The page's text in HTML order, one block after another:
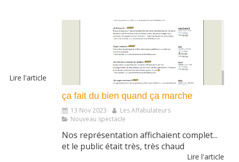
Lire l'article
ça fait du bien quand ça marche
13 Nov 2023
Les Affabulateurs
Nouveau spectacle
Nos représentation affichaient complet...
et le public était très, très chaud
Lire l'article